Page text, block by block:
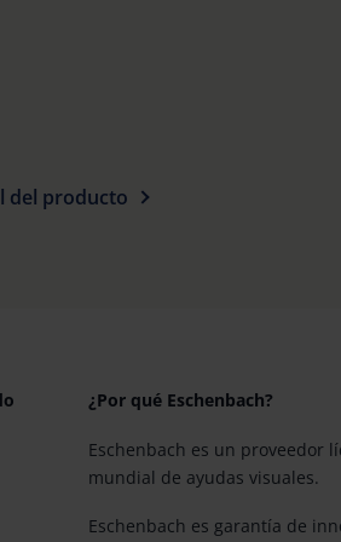
del producto
¿Por qué Eschenbach?
Eschenbach es un proveedor
mundial de ayudas visuales.
Eschenbach es garantía de